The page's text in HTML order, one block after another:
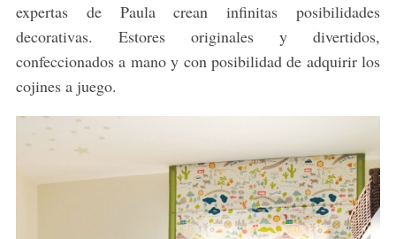
expertas de Paula crean infinitas posibilidades
decorativas. Estores originales y divertidos,
confeccionados a mano y con posibilidad de adquirir los
cojines a juego.